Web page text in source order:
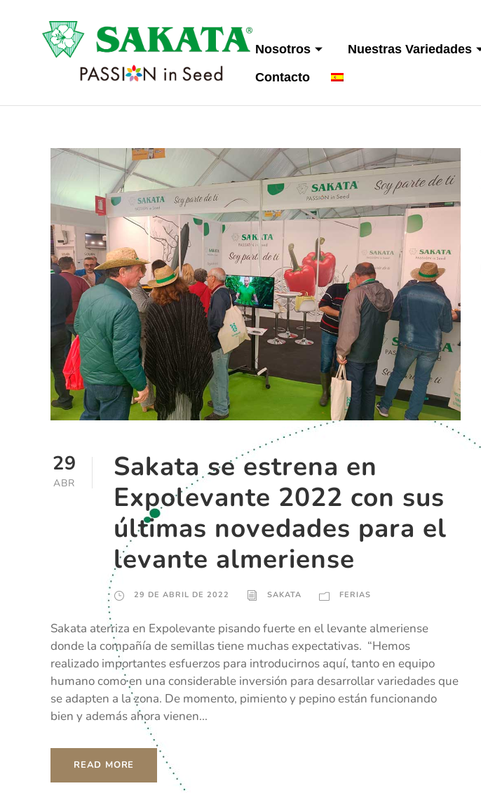
Nosotros Nuestras Variedades
Contacto
29
ABR
Sakata se estrena en
Expolevante 2022 con sus
últimas novedades para el
levante almeriense
29 DE ABRIL DE 2022 SAKATA FERIAS
Sakata aterriza en Expolevante pisando fuerte en el levante almeriense
donde la compañía de semillas tiene muchas expectativas. “Hemos
realizado importantes esfuerzos para introducirnos aquí, tanto en equipo
humano como en una considerable inversión para desarrollar variedades que
se adapten a la zona. De momento, pimiento y pepino están funcionando
bien y además ahora vienen...
READ MORE